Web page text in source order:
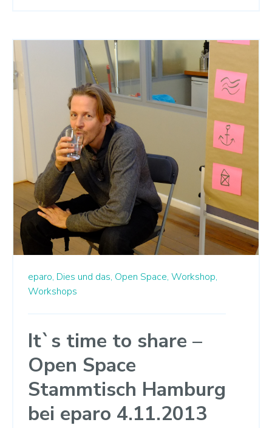
eparo, Dies und das, Open Space, Workshop,
Workshops
It`s time to share –
Open Space
Stammtisch Hamburg
bei eparo 4.11.2013